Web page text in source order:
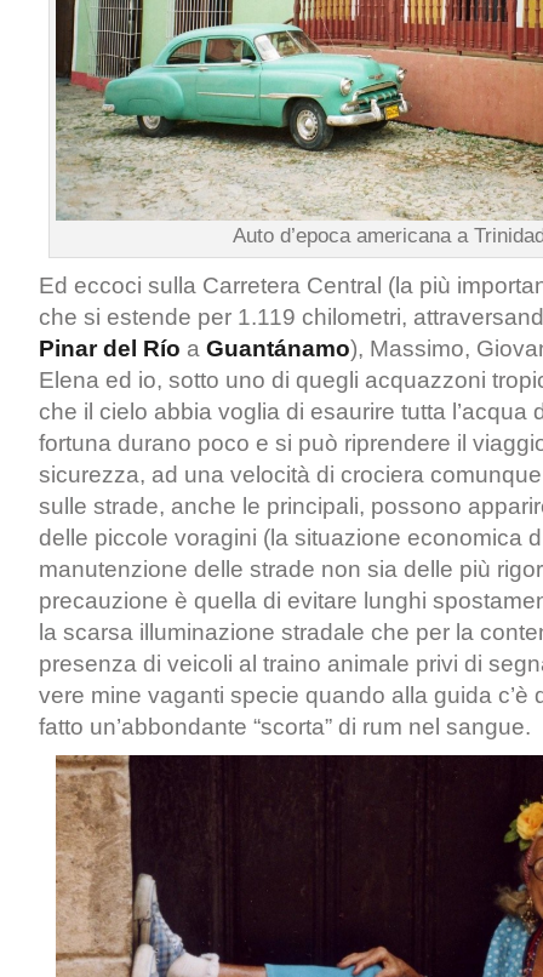
Auto d’epoca americana a
Ed eccoci sulla Carretera Central (la più
che si estende per 1.119 chilometri,
Pinar del Río a Guantánamo), Massimo,
Elena ed io, sotto uno di quegli acquazzoni
che il cielo abbia voglia di esaurire tutta l’acqua
fortuna durano poco e si può riprendere il
sicurezza, ad una velocità di crociera
sulle strade, anche le principali, possono
delle piccole voragini (la situazione economica
manutenzione delle strade non sia delle più
precauzione è quella di evitare lunghi
la scarsa illuminazione stradale che per la
presenza di veicoli al traino animale privi di
vere mine vaganti specie quando alla guida c’è
fatto un’abbondante “scorta” di rum nel sangue.